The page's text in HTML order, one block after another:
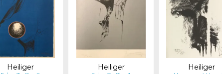
Heiliger Heiliger Heiliger